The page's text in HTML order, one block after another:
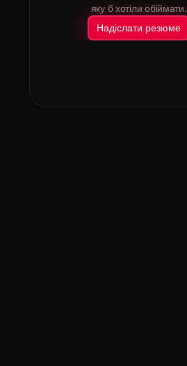
яку б хотіли обіймати.
Надіслати резюме